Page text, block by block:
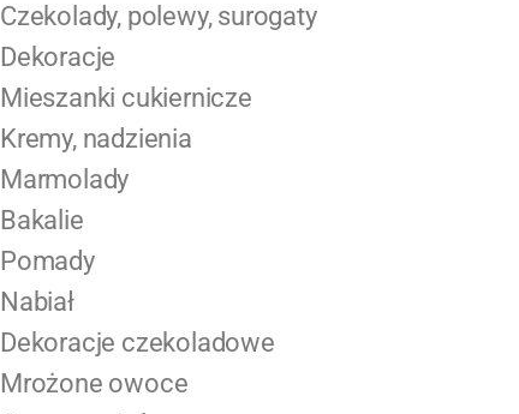
Czekolady, polewy, surogaty
Dekoracje
Mieszanki cukiernicze
Kremy, nadzienia
Marmolady
Bakalie
Pomady
Nabiał
Dekoracje czekoladowe
Mrożone owoce